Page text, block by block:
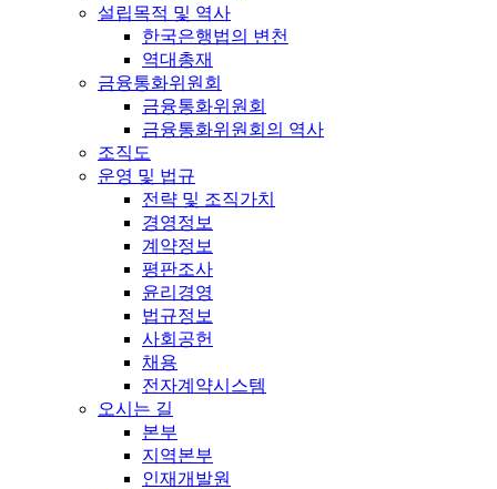
설립목적 및 역사
한국은행법의 변천
역대총재
금융통화위원회
금융통화위원회
금융통화위원회의 역사
조직도
운영 및 법규
전략 및 조직가치
경영정보
계약정보
평판조사
윤리경영
법규정보
사회공헌
채용
전자계약시스템
오시는 길
본부
지역본부
인재개발원